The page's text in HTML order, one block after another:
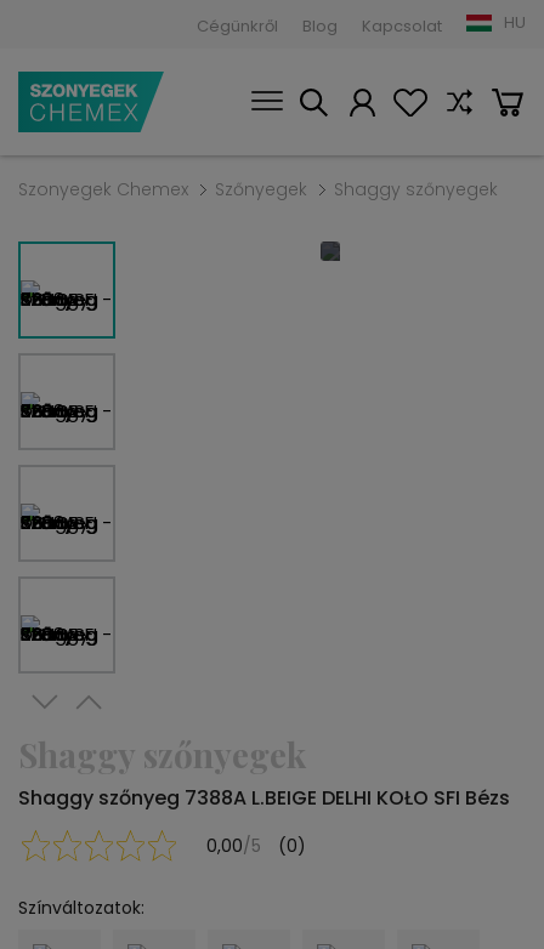
Cégünkről Blog Kapcsolat HU
Szonyegek Chemex Szőnyegek Shaggy szőnyegek
Shaggy szőnyegek
Shaggy szőnyeg 7388A L.BEIGE DELHI KOŁO SFI Bézs
0,00/5 (0)
Színváltozatok: